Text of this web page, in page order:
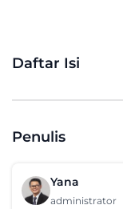
Daftar Isi
Penulis
Yana
administrator